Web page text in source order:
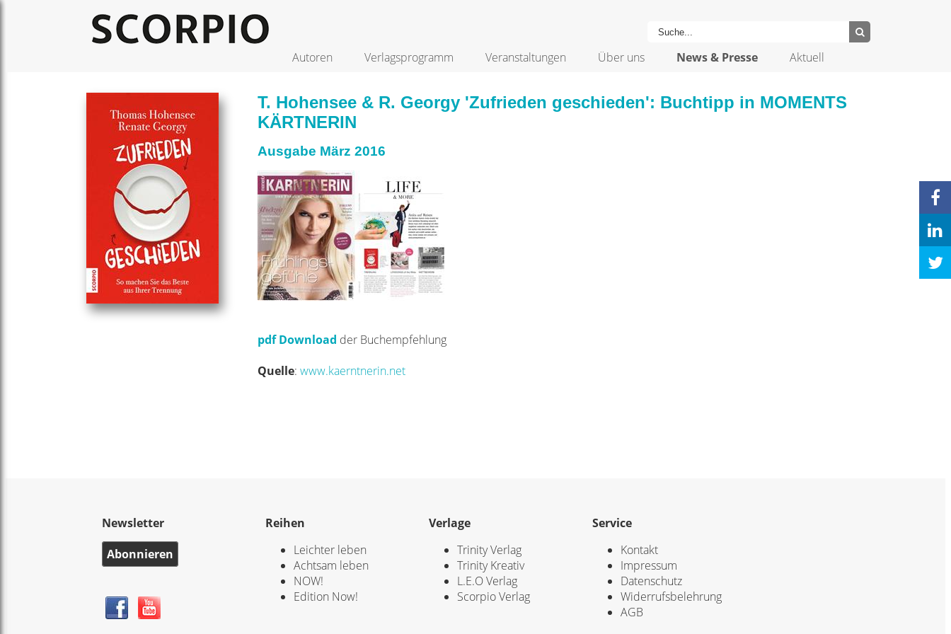
Autoren Verlagsprogramm Veranstaltungen Über uns News & Presse Aktuell
T. Hohensee & R. Georgy 'Zufrieden geschieden': Buchtipp in MOMENTS
KÄRTNERIN
Ausgabe März 2016
pdf Download der Buchempfehlung
Quelle: www.kaerntnerin.net
Newsletter
Abonnieren
Reihen
Leichter leben
Achtsam leben
NOW!
Edition Now!
Verlage
Trinity Verlag
Trinity Kreativ
L.E.O Verlag
Scorpio Verlag
Service
Kontakt
Impressum
Datenschutz
Widerrufsbelehrung
AGB